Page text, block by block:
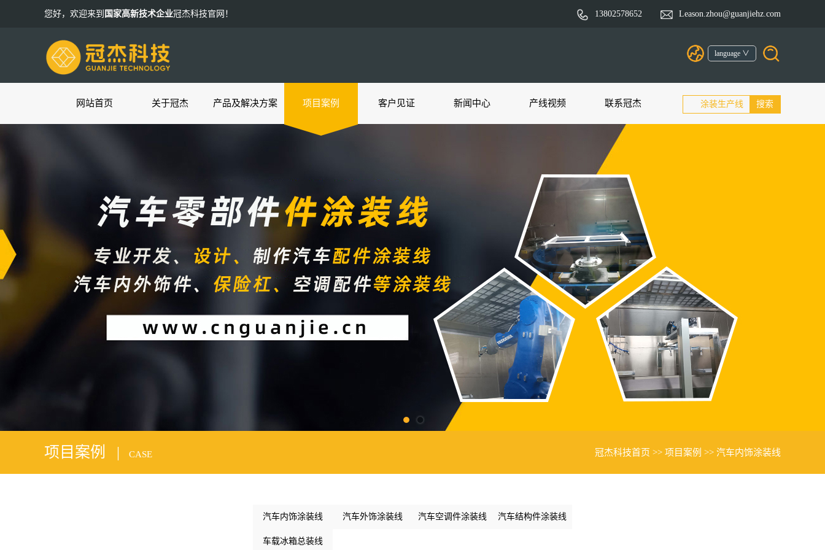
您好，欢迎来到 国家高新技术企业冠杰科技官网！ 13802578652 Leason.zhou@guanjiehz.com
language ∨
网站首页 关于冠杰 产品及解决方案 项目案例 客户见证 新闻中心 产线视频 联系冠杰
项目案例 | CASE 冠杰科技首页 >> 项目案例 >> 汽车内饰涂装线
汽车内饰涂装线 汽车外饰涂装线 汽车空调件涂装线 汽车结构件涂装线
车载冰箱总装线